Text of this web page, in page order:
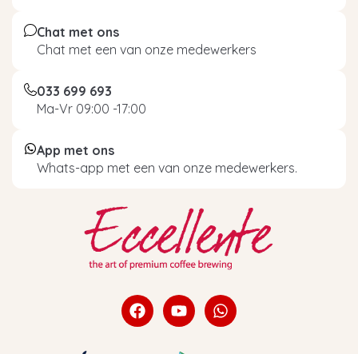
Chat met ons
Chat met een van onze medewerkers
033 699 693
Ma-Vr 09:00 -17:00
App met ons
Whats-app met een van onze medewerkers.